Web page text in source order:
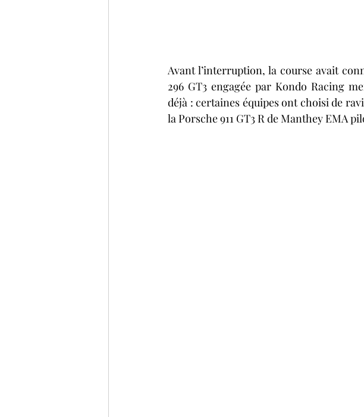
Avant l’interruption, la course avait
296 GT3 engagée par Kondo Racing
déjà : certaines équipes ont choisi de
la Porsche 911 GT3 R de Manthey EMA